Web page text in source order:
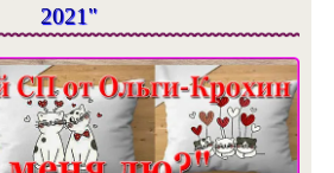
2021"